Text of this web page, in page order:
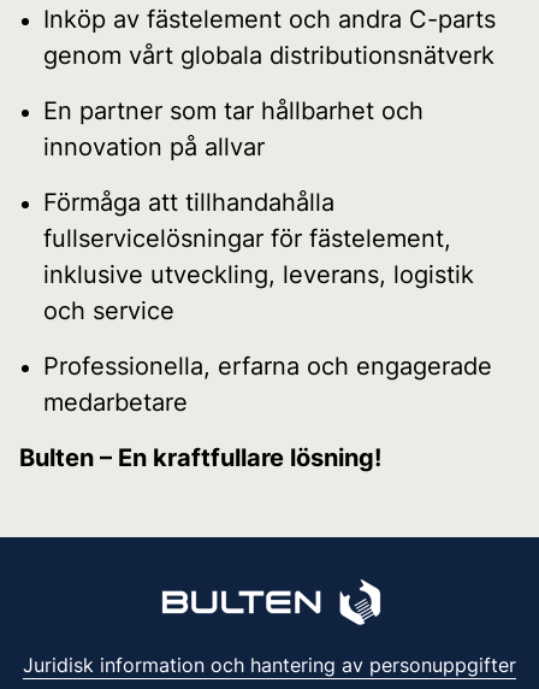
Inköp av fästelement och andra C-parts
genom vårt globala distributionsnätverk
En partner som tar hållbarhet och
innovation på allvar
Förmåga att tillhandahålla
fullservicelösningar för fästelement,
inklusive utveckling, leverans, logistik
och service
Professionella, erfarna och engagerade
medarbetare
Bulten – En kraftfullare lösning!
Juridisk information och hantering av personuppgifter